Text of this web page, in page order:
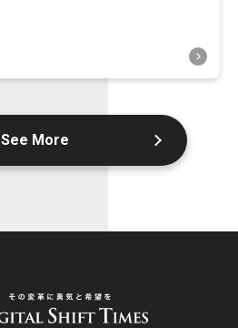
See More